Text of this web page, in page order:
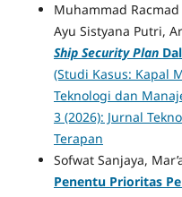
Muhammad
Ayu Sistyana Putri,
Ship Security Plan
(Studi Kasus: Kapal
Teknologi dan
3 (2026): Jurnal
Terapan
Sofwat Sanjaya,
Penentu Prioritas